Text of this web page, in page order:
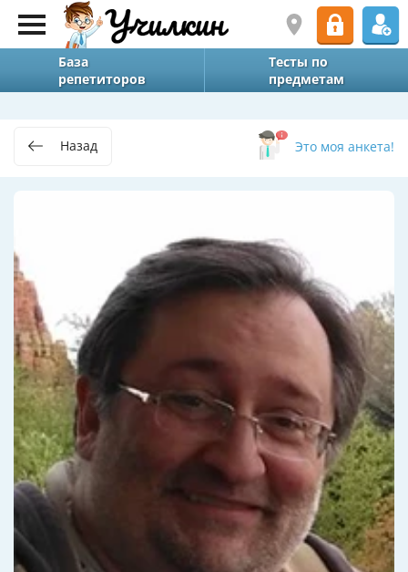
База
репетиторов
Тесты по
предметам
Назад Это моя анкета!